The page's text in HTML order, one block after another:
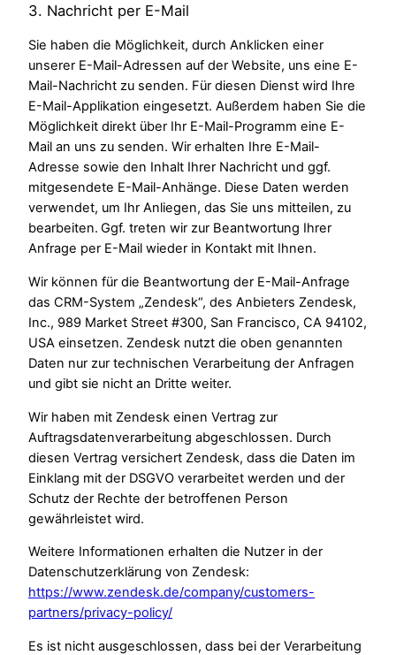
3. Nachricht per E-Mail
Sie haben die Möglichkeit, durch Anklicken einer
unserer E-Mail-Adressen auf der Website, uns eine E-
Mail-Nachricht zu senden. Für diesen Dienst wird Ihre
E-Mail-Applikation eingesetzt. Außerdem haben Sie die
Möglichkeit direkt über Ihr E-Mail-Programm eine E-
Mail an uns zu senden. Wir erhalten Ihre E-Mail-
Adresse sowie den Inhalt Ihrer Nachricht und ggf.
mitgesendete E-Mail-Anhänge. Diese Daten werden
verwendet, um Ihr Anliegen, das Sie uns mitteilen, zu
bearbeiten. Ggf. treten wir zur Beantwortung Ihrer
Anfrage per E-Mail wieder in Kontakt mit Ihnen.
Wir können für die Beantwortung der E-Mail-Anfrage
das CRM-System „Zendesk“, des Anbieters Zendesk,
Inc., 989 Market Street #300, San Francisco, CA 94102,
USA einsetzen. Zendesk nutzt die oben genannten
Daten nur zur technischen Verarbeitung der Anfragen
und gibt sie nicht an Dritte weiter.
Wir haben mit Zendesk einen Vertrag zur
Auftragsdatenverarbeitung abgeschlossen. Durch
diesen Vertrag versichert Zendesk, dass die Daten im
Einklang mit der DSGVO verarbeitet werden und der
Schutz der Rechte der betroffenen Person
gewährleistet wird.
Weitere Informationen erhalten die Nutzer in der
Datenschutzerklärung von Zendesk:
https://www.zendesk.de/company/customers-
partners/privacy-policy/
Es ist nicht ausgeschlossen, dass bei der Verarbeitung